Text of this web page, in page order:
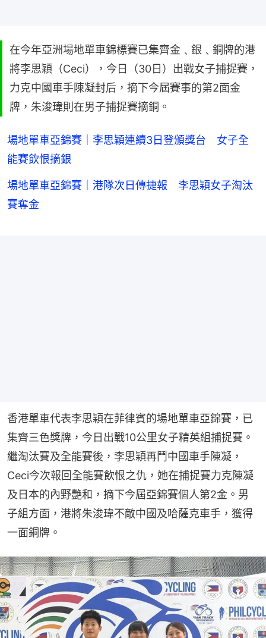
在今年亞洲場地單車錦標賽已集齊金﹑銀﹑銅牌的港
將李思穎（Ceci），今日（30日）出戰女子捕捉賽，
力克中國車手陳凝封后，摘下今屆賽事的第2面金
牌，朱浚瑋則在男子捕捉賽摘銅。
場地單車亞錦賽｜李思穎連續3日登頒獎台 女子全
能賽飲恨摘銀
場地單車亞錦賽｜港隊次日傳捷報 李思穎女子淘汰
賽奪金
香港單車代表李思穎在菲律賓的場地單車亞錦賽，已
集齊三色獎牌，今日出戰10公里女子精英組捕捉賽。
繼淘汰賽及全能賽後，李思穎再鬥中國車手陳凝，
Ceci今次報回全能賽飲恨之仇，她在捕捉賽力克陳凝
及日本的內野艷和，摘下今屆亞錦賽個人第2金。男
子組方面，港將朱浚瑋不敵中國及哈薩克車手，獲得
一面銅牌。